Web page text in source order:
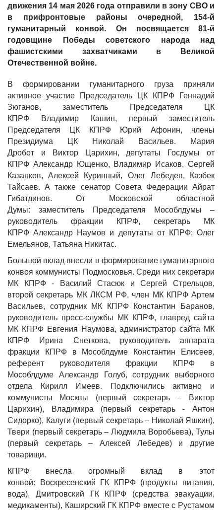
8 (4862) 77-88-99
Вход Регистрация
движения 14 мая 2026 года отправили в зону СВО и
в прифронтовые районы очередной, 154-й
гуманитарный конвой. Он посвящается 81-й
годовщине Победы советского народа над
фашистскими захватчиками в Великой
Отечественной войне.
В формировании гуманитарного груза приняли
активное участие
Председатель ЦК КПРФ Геннадий
Зюганов, заместитель Председателя ЦК
КПРФ
Владимир Кашин, первый заместитель
Председателя ЦК КПРФ
Юрий Афонин, члены
Президиума ЦК
Николай Васильев. Мария
Дробот и Виктор Царихин, депутаты Госдумы от
КПРФ Александр Ющенко, Владимир Исаков, Сергей
Казанков, Алексей Куринный, Олег Лебедев, Казбек
Тайсаев. А также сенатор Совета Федерации Айрат
Гибатдинов. От Московской областной
Думы: заместитель Председателя Мособлдумы –
руководитель фракции КПРФ, секретарь МК
КПРФАлександр Наумов и депутаты от КПРФ:Олег
Емельянов, Татьяна Никитас.
Большой вклад внесли в формирование гуманитарного
конвоя коммунисты Подмосковья. Среди них секретари
МК КПРФ -
Василий Стасюк иСергей Стрельцов,
второй секретарь МК ЛКСМ РФ, член МК КПРФ Артем
Васильев, сотрудник МК КПРФ Константин Баранов,
руководитель пресс-службы МК КПРФ, главред сайта
МК КПРФ Евгения Наумова, администратор сайта МК
КПРФ
Ирина Снеткова, руководитель аппарата
фракции КПРФ в Мособлдуме
Константин Елисеев,
референт руководителя фракции КПРФ в
Мособлдуме Александр Голуб, сотрудник выборного
отдела
Кирилл Имеев. Подключились активно и
коммунисты Москвы (первый секретарь – Виктор
Царихин), Владимира (первый секретарь - Антон
Сидорко), Калуги (первый секретарь – Николай Яшкин),
Твери (первый секретарь – Людмила Воробьева), Тулы
(первый секретарь – Алексей Лебедев)и другие
товарищи.
КПРФ внесла огромный вклад в этот
конвой:
Воскресенский ГК КПРФ(продукты питания,
вода), Дмитровский ГК КПРФ (средства эвакуации,
медикаменты), Каширский ГК КПРФ вместе с Рустамом